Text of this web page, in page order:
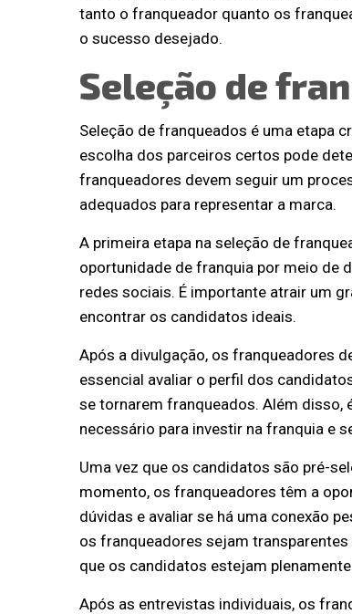
tanto o franqueador quanto os
o sucesso desejado.
Seleção de
Seleção de franqueados é uma etapa
escolha dos parceiros certos pode
franqueadores devem seguir um
adequados para representar a marca.
A primeira etapa na seleção de
oportunidade de franquia por meio de
redes sociais. É importante atrair um
encontrar os candidatos ideais.
Após a divulgação, os franqueadores
essencial avaliar o perfil dos
se tornarem franqueados. Além
necessário para investir na franquia e
Uma vez que os candidatos são pré-
momento, os franqueadores têm a
dúvidas e avaliar se há uma conexão
os franqueadores sejam
que os candidatos estejam
Após as entrevistas individuais, os